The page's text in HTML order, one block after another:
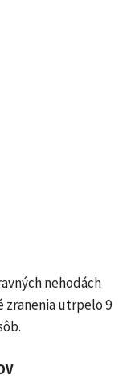
nehodách
zranenia utrpelo 9